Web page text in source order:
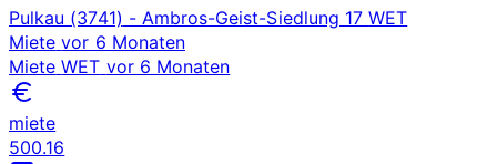
Pulkau (3741) - Ambros-Geist-Siedlung 17 WET
Miete vor 6 Monaten
Miete WET vor 6 Monaten
miete
500.16